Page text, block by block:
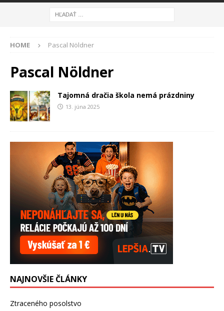
HOME Pascal Nöldner
Pascal Nöldner
Tajomná dračia škola nemá prázdniny
13. júna 2025
NAJNOVŠIE ČLÁNKY
Ztraceného posolstvo